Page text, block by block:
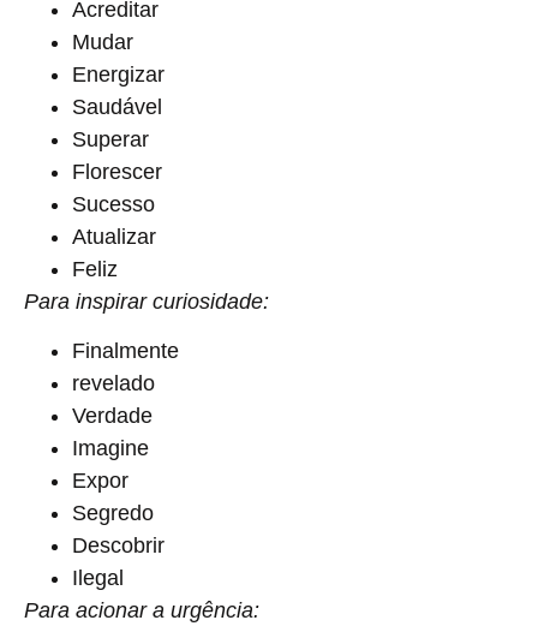
Acreditar
Mudar
Energizar
Saudável
Superar
Florescer
Sucesso
Atualizar
Feliz
Para inspirar curiosidade:
Finalmente
revelado
Verdade
Imagine
Expor
Segredo
Descobrir
Ilegal
Para acionar a urgência: